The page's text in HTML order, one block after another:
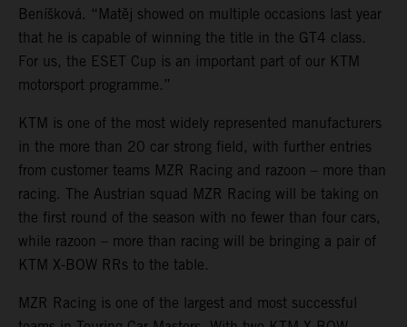
Beníšková. “Matěj showed on multiple occasions last year
that he is capable of winning the title in the GT4 class.
For us, the ESET Cup is an important part of our KTM
motorsport programme.”
KTM is one of the most widely represented manufacturers
in the more than 20 car strong field, with further entries
from customer teams MZR Racing and razoon – more than
racing. The Austrian squad MZR Racing will be taking on
the first round of the season with no fewer than four cars,
while razoon – more than racing will be bringing a pair of
KTM X-BOW RRs to the table.
MZR Racing is one of the largest and most successful